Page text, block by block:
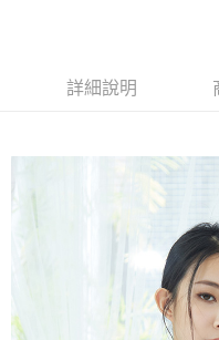
ATM／網路銀行／等多元方式
※ 交易是否成功請以「AFTEE
是否繳費成功／繳費後需取消
https://
１．透過由恩沛科技股份有限
易，需依本服務之必要範圍內
權轉讓予恩沛科技股份有限公司
２．關於個人資料處理事宜，請
每筆NT$60
免運費
付款後門市自取
詳細說明